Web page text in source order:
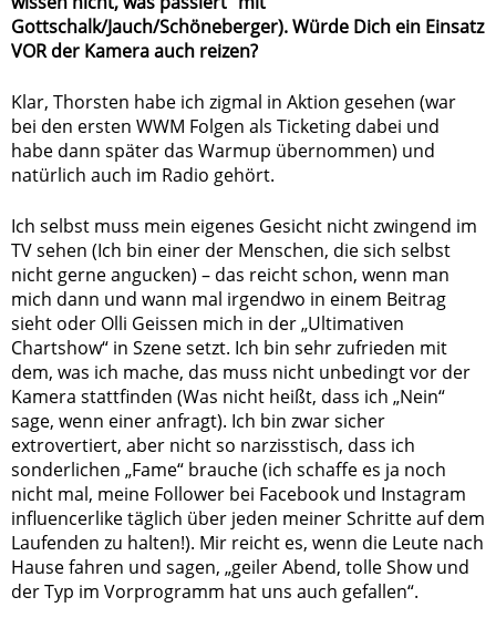
Gottschalk/Jauch/Schöneberger). Würde Dich ein Einsatz
VOR der Kamera auch reizen?
Klar, Thorsten habe ich zigmal in Aktion gesehen (war
bei den ersten WWM Folgen als Ticketing dabei und
habe dann später das Warmup übernommen) und
natürlich auch im Radio gehört.
Ich selbst muss mein eigenes Gesicht nicht zwingend im
TV sehen (Ich bin einer der Menschen, die sich selbst
nicht gerne angucken) – das reicht schon, wenn man
mich dann und wann mal irgendwo in einem Beitrag
sieht oder Olli Geissen mich in der „Ultimativen
Chartshow“ in Szene setzt. Ich bin sehr zufrieden mit
dem, was ich mache, das muss nicht unbedingt vor der
Kamera stattfinden (Was nicht heißt, dass ich „Nein“
sage, wenn einer anfragt). Ich bin zwar sicher
extrovertiert, aber nicht so narzisstisch, dass ich
sonderlichen „Fame“ brauche (ich schaffe es ja noch
nicht mal, meine Follower bei Facebook und Instagram
influencerlike täglich über jeden meiner Schritte auf dem
Laufenden zu halten!). Mir reicht es, wenn die Leute nach
Hause fahren und sagen, „geiler Abend, tolle Show und
der Typ im Vorprogramm hat uns auch gefallen“.